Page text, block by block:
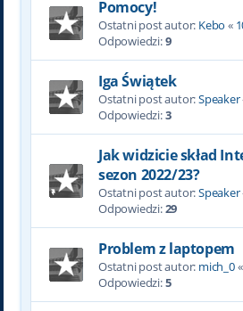
Pomocy!
Ostatni post autor: Kebo «
Odpowiedzi:9
Iga Świątek
Ostatni post autor:Speaker
Odpowiedzi:3
Jak widzicie skład
sezon 2022/23?
Ostatni post autor:Speaker
Odpowiedzi:29
Problem z laptopem
Ostatni post autor: mich_0«
Odpowiedzi:5